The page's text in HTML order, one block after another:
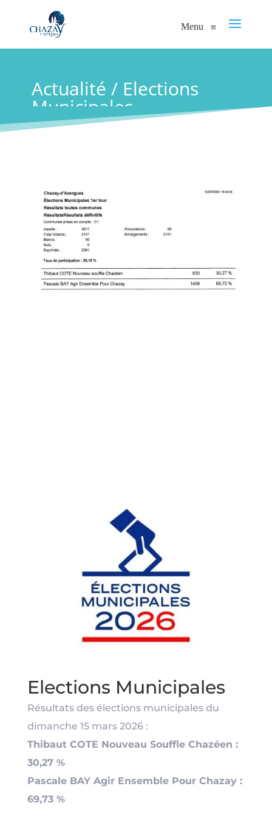
Menu≡
Actualité / Elections
Municipales
Elections Municipales
Résultats des élections municipales du
dimanche 15 mars 2026 :
Thibaut COTE Nouveau Souffle Chazéen :
30,27 %
Pascale BAY Agir Ensemble Pour Chazay :
69,73 %